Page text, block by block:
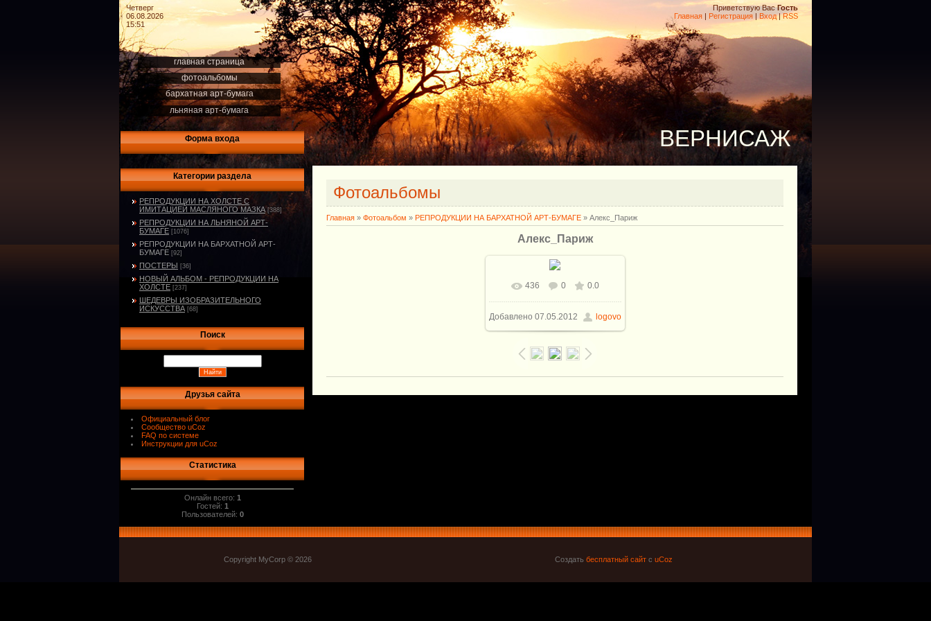
Четверг
06.08.2026
15:51
Приветствую Вас Гость
Главная | Регистрация | Вход|RSS
главная страница
фотоальбомы
бархатная арт-бумага
льняная арт-бумага
Форма входа
Категории раздела
РЕПРОДУКЦИИ НА ХОЛСТЕ С
ИМИТАЦИЕЙ МАСЛЯНОГО МАЗКА [388]
РЕПРОДУКЦИИ НА ЛЬНЯНОЙ АРТ-
БУМАГЕ [1076]
РЕПРОДУКЦИИ НА БАРХАТНОЙ АРТ-
БУМАГЕ [92]
ПОСТЕРЫ [36]
НОВЫЙ АЛЬБОМ - РЕПРОДУКЦИИ НА
ХОЛСТЕ [237]
ШЕДЕВРЫ ИЗОБРАЗИТЕЛЬНОГО
ИСКУССТВА [68]
Поиск
Друзья сайта
Официальный блог
Сообщество uCoz
FAQ по системе
Инструкции для uCoz
Статистика
Онлайн всего: 1
Гостей: 1
Пользователей: 0
ВЕРНИСАЖ
Фотоальбомы
Главная » Фотоальбом » РЕПРОДУКЦИИ НА БАРХАТНОЙ АРТ-БУМАГЕ » Алекс_Париж
Алекс_Париж
436 0 0.0
Добавлено 07.05.2012 logovo
Copyright MyCorp © 2026 Создать бесплатный сайт с uCoz